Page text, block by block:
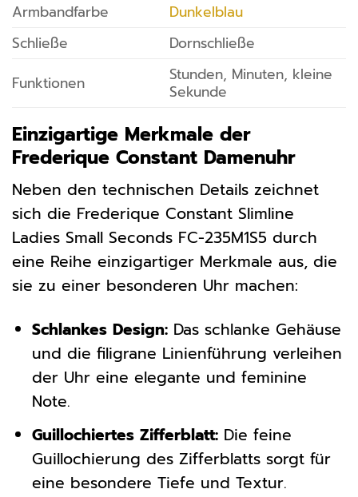
Armbandfarbe
Dunkelblau
Schließe
Dornschließe
Funktionen
Stunden, Minuten, kleine
Sekunde
Einzigartige Merkmale der
Frederique Constant Damenuhr
Neben den technischen Details zeichnet
sich die Frederique Constant Slimline
Ladies Small Seconds FC-235M1S5 durch
eine Reihe einzigartiger Merkmale aus, die
sie zu einer besonderen Uhr machen:
Schlankes Design:Das schlanke Gehäuse
und die filigrane Linienführung verleihen
der Uhr eine elegante und feminine
Note.
Guillochiertes Zifferblatt:Die feine
Guillochierung des Zifferblatts sorgt für
eine besondere Tiefe und Textur.